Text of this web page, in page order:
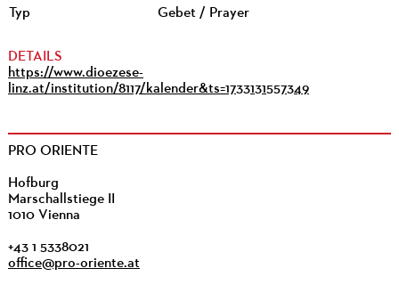
Typ Gebet / Prayer
DETAILS
https://www.dioezese-
linz.at/institution/8117/kalender&ts=1733131557349
PRO ORIENTE
Hofburg
Marschallstiege II
1010 Vienna
+43 1 5338021
office@pro-oriente.at